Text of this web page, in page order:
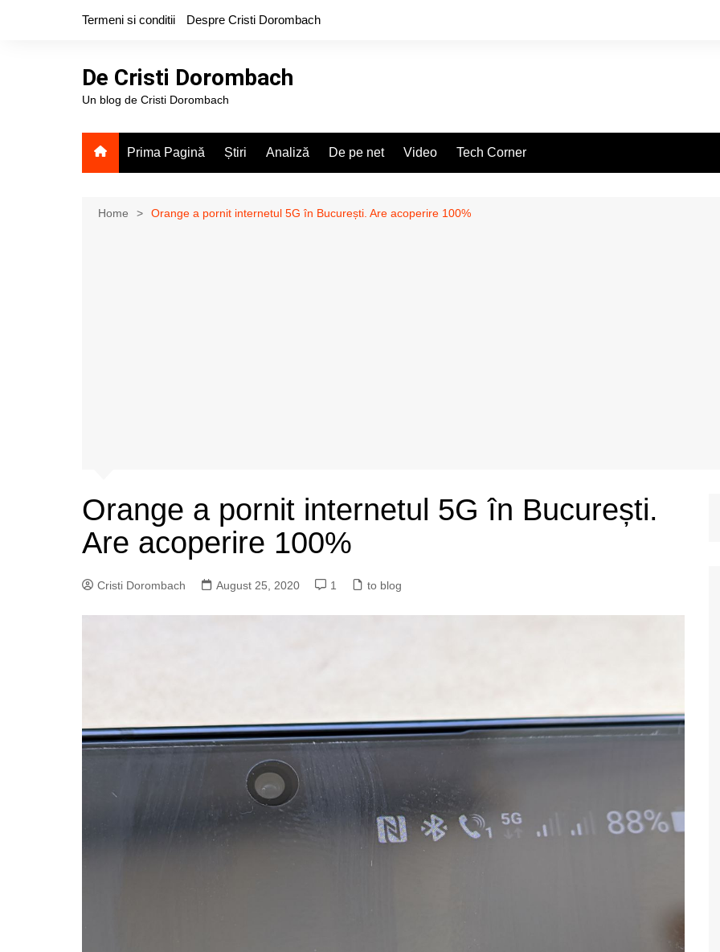
Termeni si conditii Despre Cristi Dorombach
De Cristi Dorombach
Un blog de Cristi Dorombach
Prima Pagină Știri Analiză De pe net Video Tech Corner
Home Orange a pornit internetul 5G în București. Are acoperire 100%
Orange a pornit internetul 5G în București.
Are acoperire 100%
Cristi Dorombach August 25, 2020 1 to blog